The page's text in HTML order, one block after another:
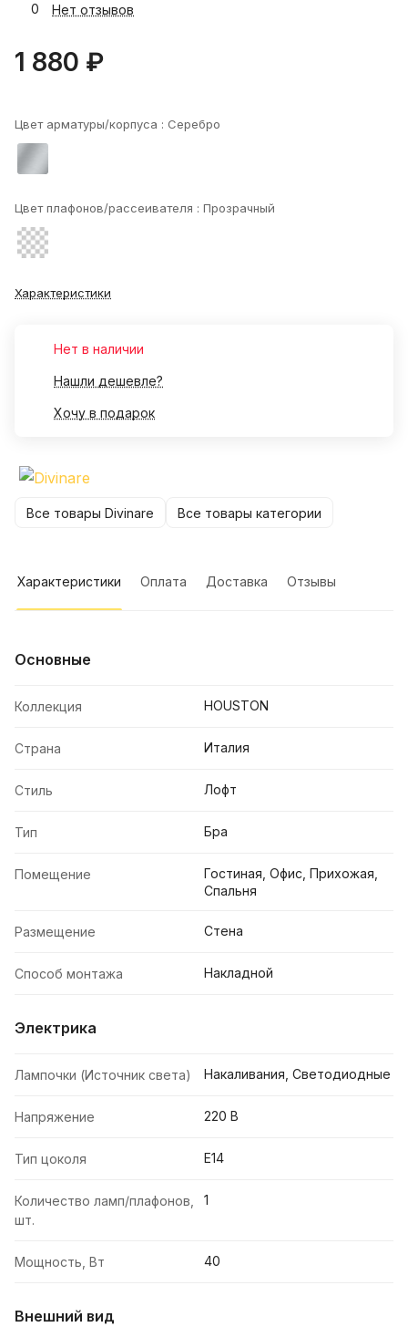
0 Нет отзывов
1 880 ₽
Цвет арматуры/корпуса : Серебро
Цвет плафонов/рассеивателя : Прозрачный
Характеристики
Нет в наличии
Нашли дешевле?
Хочу в подарок
Все товары Divinare Все товары категории
Характеристики Оплата Доставка Отзывы
Основные
Коллекция HOUSTON
Страна Италия
Стиль Лофт
Тип Бра
Помещение
Гостиная, Офис, Прихожая,
Спальня
Размещение Стена
Способ монтажа Накладной
Электрика
Лампочки (Источник света) Накаливания, Светодиодные
Напряжение 220 В
Тип цоколя E14
Количество ламп/плафонов,
шт.
1
Мощность, Вт 40
Внешний вид